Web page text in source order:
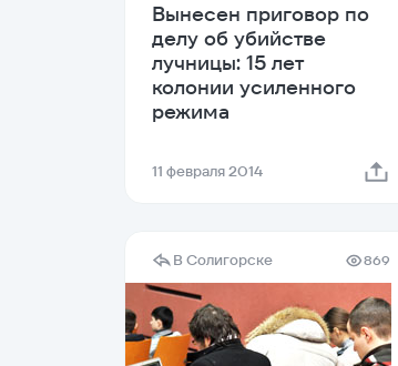
Вынесен приговор по
делу об убийстве
лучницы: 15 лет
колонии усиленного
режима
11 февраля 2014
В Солигорске 869